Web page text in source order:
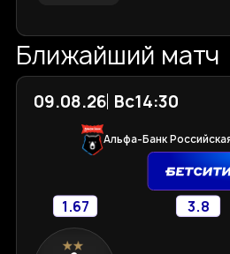
Ближайший матч
09.08.26 Вс14:30
Альфа-Банк
1.67 3.8